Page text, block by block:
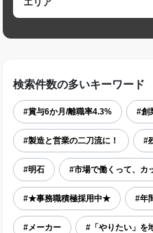
検索件数の多いキーワード
#賞与6か月/離職率4.3% #創
#製造と営業の二刀流に！ #
#明石 #市場で働くって、カ
#★事務職積極採用中★ #年
#メーカー #「やりたい」を